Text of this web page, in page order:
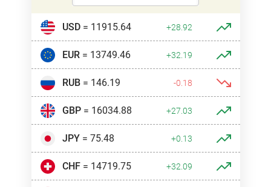
USD= 11915.64 +28.92
EUR= 13749.46 +32.19
RUB= 146.19 -0.18
GBP= 16034.88 +27.03
JPY= 75.48 +0.13
CHF= 14719.75 +32.09